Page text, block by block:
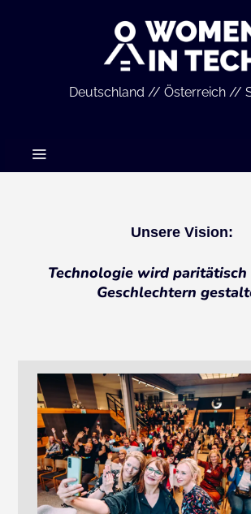
Deutschland // Österreich //
Unsere Vision:
Technologie wird
Geschlechtern